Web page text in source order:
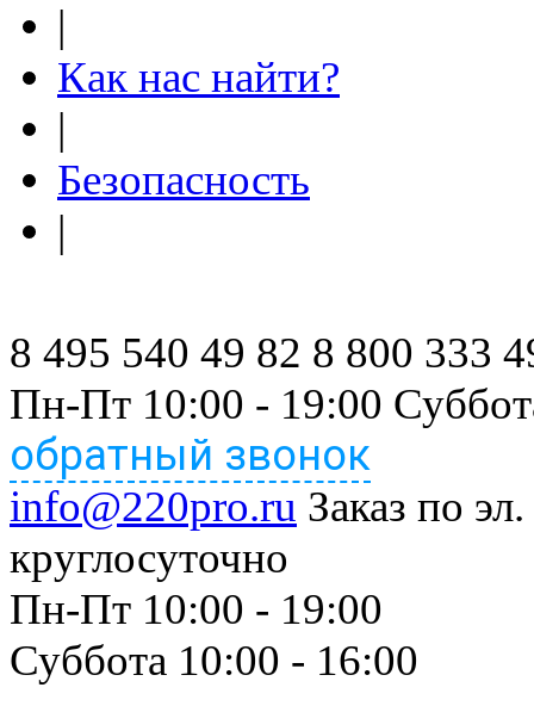
|
Как нас найти?
|
Безопасность
|
8 495 540 49 82 8 800 333
Пн-Пт 10:00 - 19:00
обратный звонок
info@220pro.ru Заказ по
круглосуточно
Пн-Пт 10:00 - 19:00
Суббота 10:00 - 16:00